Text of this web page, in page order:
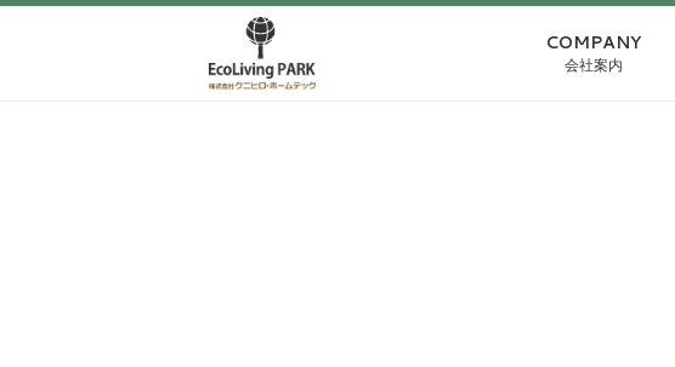
COMPANY
会社案内